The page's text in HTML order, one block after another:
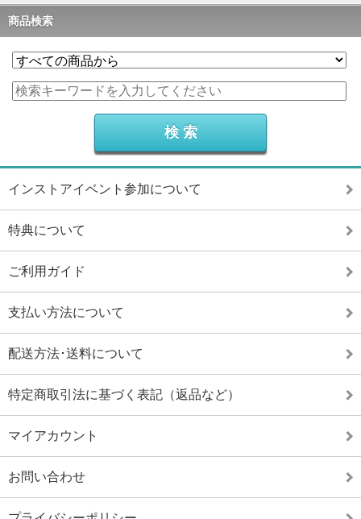
商品検索
インストアイベント参加について
特典について
ご利用ガイド
支払い方法について
配送方法･送料について
特定商取引法に基づく表記（返品など）
マイアカウント
お問い合わせ